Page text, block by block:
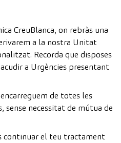
CreuBlanca, on rebràs una
a la nostra Unitat
Recorda que disposes
a Urgències presentant
de totes les
sense necessitat de mútua de
continuar el teu tractament